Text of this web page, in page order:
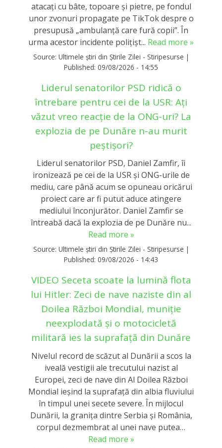
atacaţi cu bâte, topoare şi pietre, pe fondul
unor zvonuri propagate pe TikTok despre o
presupusă „ambulanţă care fură copii”. În
urma acestor incidente polițișt... Read more »
Source: Ultimele știri din Știrile Zilei - Stiripesurse |
Published: 09/08/2026 - 14:55
Liderul senatorilor PSD ridică o
întrebare pentru cei de la USR: Ați
văzut vreo reacție de la ONG-uri? La
explozia de pe Dunăre n-au murit
peștișori?
Liderul senatorilor PSD, Daniel Zamfir, îi
ironizează pe cei de la USR și ONG-urile de
mediu, care până acum se opuneau oricărui
proiect care ar fi putut aduce atingere
mediului înconjurător. Daniel Zamfir se
întreabă dacă la explozia de pe Dunăre nu...
Read more »
Source: Ultimele știri din Știrile Zilei - Stiripesurse |
Published: 09/08/2026 - 14:43
VIDEO Seceta scoate la lumină flota
lui Hitler: Zeci de nave naziste din al
Doilea Război Mondial, muniție
neexplodată și o motocicletă
militară ies la suprafață din Dunăre
Nivelul record de scăzut al Dunării a scos la
iveală vestigii ale trecutului nazist al
Europei, zeci de nave din Al Doilea Război
Mondial ieşind la suprafaţă din albia fluviului
în timpul unei secete severe. În mijlocul
Dunării, la graniţa dintre Serbia şi România,
corpul dezmembrat al unei nave putea…
Read more »